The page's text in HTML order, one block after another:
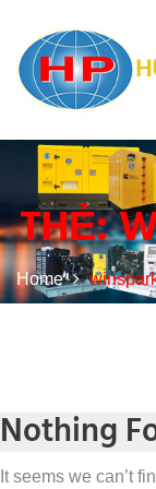
THẺ:
Home
Nothing
It seems we can’t